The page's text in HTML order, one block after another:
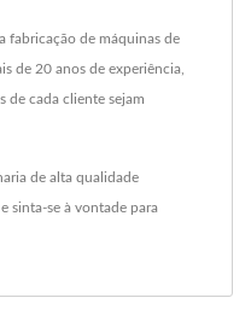
fabricação de máquinas de
de 20 anos de experiência,
de cada cliente sejam
de alta qualidade
e sinta-se à vontade para